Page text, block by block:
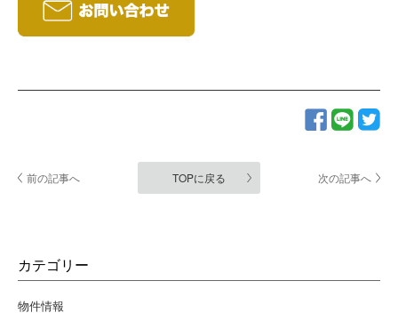
前の記事へ TOPに戻る 次の記事へ
カテゴリー
物件情報